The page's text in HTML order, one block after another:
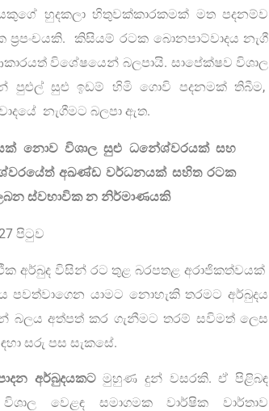
හුදකලා හිතුවක්කාරකමක් මත පදනම්ව
කිසියම් රටක බොනපාට්වාදය නැගී
විශේෂයෙන් බලපායි. සාපේක්ෂව විශාල
පුළුල් සුළු ඉඩම් හිමි ගොවි පදනමක් තිබීම,
නැගීමට බලපා ඇත.
නොව විශාල සුළු ධනේශ්වරයක් සහ
අඛණ්ඩ වර්ධනයක් සහිත රටක
ස්වභාවික න නිර්මාණයකි
පිටුව
විසින් රට තුළ බරපතළ අරාජිකත්වයක්
යාමට නොහැකි තරමට අර්බුදය
බලය අත්පත් කර ගැනීමට තරම් සවිමත් ලෙස
සරු පස සැකසේ.
අර්බුදයකටමුහුණ දුන් වසරකි. ඒ පිළිබඳ
වෙළඳ සමාගමක වාර්ෂික වාර්තාව